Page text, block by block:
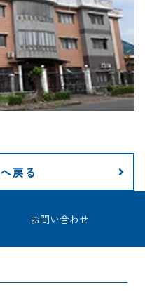
資料ダウンロード
お問い合わせ
戻る
お問い合わせ